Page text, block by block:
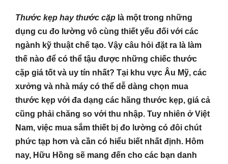
Thước kẹp hay thước cặp là một trong những
dụng cu đo lường vô cùng thiết yếu đối với các
ngành kỹ thuật chế tạo. Vậy câu hỏi đặt ra là làm
thế nào để có thể tậu được những chiếc thước
cặp giá tốt và uy tín nhất? Tại khu vực Âu Mỹ, các
xưởng và nhà máy có thể dễ dàng chọn mua
thước kẹp với đa dạng các hãng thước kẹp, giá cả
cũng phải chăng so với thu nhập. Tuy nhiên ở Việt
Nam, việc mua sắm thiết bị đo lường có đôi chút
phức tạp hơn và cần có hiểu biết nhất định. Hôm
nay, Hữu Hồng sẽ mang đến cho các bạn danh